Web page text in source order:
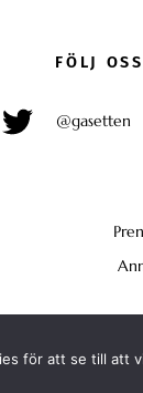
FÖLJ
@gasetten
för att se till att